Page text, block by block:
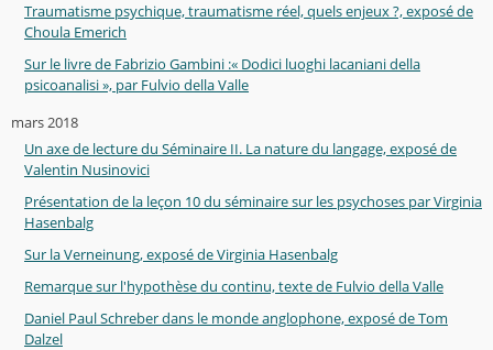
Traumatisme psychique, traumatisme réel, quels enjeux ?, exposé de
Choula Emerich
Sur le livre de Fabrizio Gambini :« Dodici luoghi lacaniani della
psicoanalisi », par Fulvio della Valle
mars 2018
Un axe de lecture du Séminaire II. La nature du langage, exposé de
Valentin Nusinovici
Présentation de la leçon 10 du séminaire sur les psychoses par Virginia
Hasenbalg
Sur la Verneinung, exposé de Virginia Hasenbalg
Remarque sur l'hypothèse du continu, texte de Fulvio della Valle
Daniel Paul Schreber dans le monde anglophone, exposé de Tom
Dalzel